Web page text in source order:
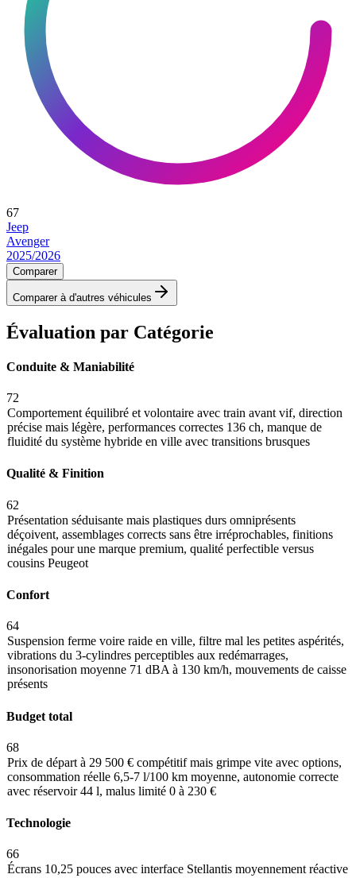
67
Jeep
Avenger
2025/2026
Comparer
Comparer à d'autres véhicules
Évaluation par Catégorie
Conduite & Maniabilité
72
Comportement équilibré et volontaire avec train avant vif, direction
précise mais légère, performances correctes 136 ch, manque de
fluidité du système hybride en ville avec transitions brusques
Qualité & Finition
62
Présentation séduisante mais plastiques durs omniprésents
déçoivent, assemblages corrects sans être irréprochables, finitions
inégales pour une marque premium, qualité perfectible versus
cousins Peugeot
Confort
64
Suspension ferme voire raide en ville, filtre mal les petites aspérités,
vibrations du 3-cylindres perceptibles aux redémarrages,
insonorisation moyenne 71 dBA à 130 km/h, mouvements de caisse
présents
Budget total
68
Prix de départ à 29 500 € compétitif mais grimpe vite avec options,
consommation réelle 6,5-7 l/100 km moyenne, autonomie correcte
avec réservoir 44 l, malus limité 0 à 230 €
Technologie
66
Écrans 10,25 pouces avec interface Stellantis moyennement réactive